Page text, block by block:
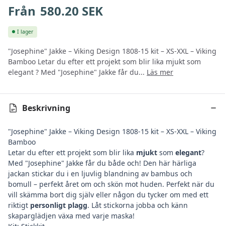
Från 580.20 SEK
I lager
"Josephine" Jakke – Viking Design 1808-15 kit – XS-XXL – Viking
Bamboo Letar du efter ett projekt som blir lika mjukt som
elegant ? Med "Josephine" Jakke får du... Läs mer
Beskrivning
"Josephine" Jakke – Viking Design 1808-15 kit – XS-XXL – Viking
Bamboo
Letar du efter ett projekt som blir lika mjukt som elegant?
Med "Josephine" Jakke får du både och! Den här härliga
jackan stickar du i en ljuvlig blandning av bambus och
bomull – perfekt året om och skön mot huden. Perfekt när du
vill skämma bort dig själv eller någon du tycker om med ett
riktigt personligt plagg. Låt stickorna jobba och känn
skaparglädjen växa med varje maska!